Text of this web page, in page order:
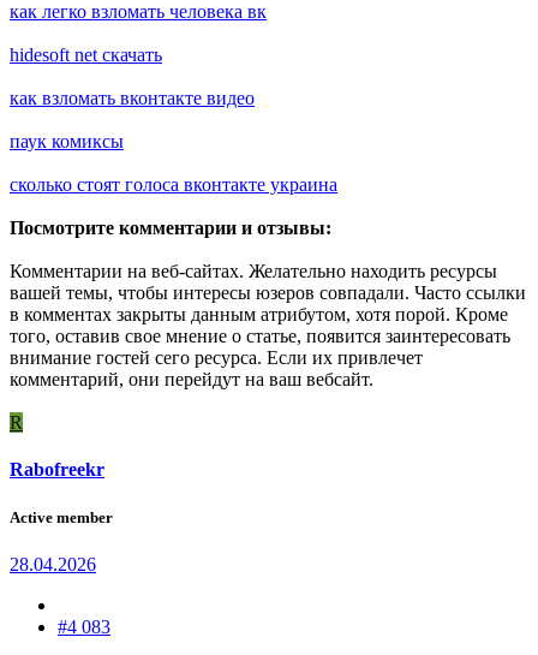
как легко взломать человека вк
hidesoft net скачать
как взломать вконтакте видео
паук комиксы
сколько стоят голоса вконтакте украина
Посмотрите комментарии и отзывы:
Комментарии на веб-сайтах. Желательно находить ресурсы
вашей темы, чтобы интересы юзеров совпадали. Часто ссылки
в комментах закрыты данным атрибутом, хотя порой. Кроме
того, оставив свое мнение о статье, появится заинтересовать
внимание гостей сего ресурса. Если их привлечет
комментарий, они перейдут на ваш вебсайт.
R
Rabofreekr
Active member
28.04.2026
#4 083